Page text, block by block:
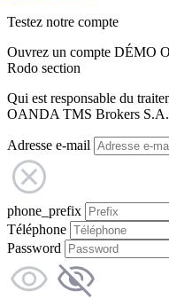
Testez notre compte
Ouvrez un compte DÉMO
Rodo section
Qui est responsable du
OANDA TMS Brokers S.A.
Adresse e-mail
phone_prefix
Téléphone
Password